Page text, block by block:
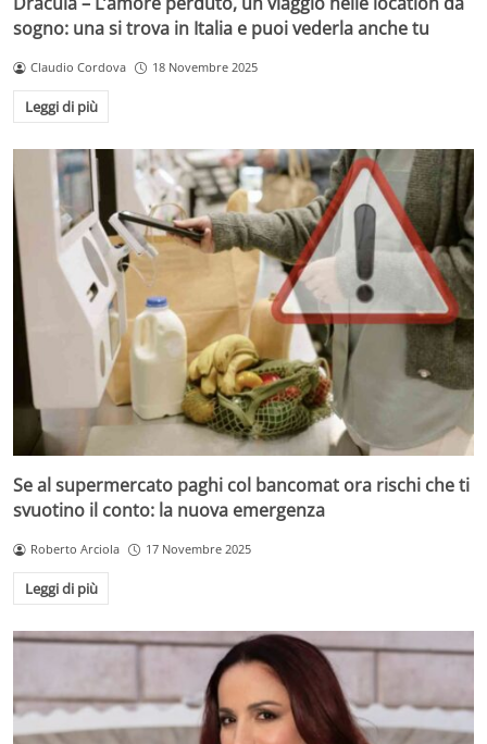
sogno: una si trova in Italia e puoi vederla anche tu
Claudio Cordova 18 Novembre 2025
Leggi di più
Se al supermercato paghi col bancomat ora rischi che ti
svuotino il conto: la nuova emergenza
Roberto Arciola 17 Novembre 2025
Leggi di più